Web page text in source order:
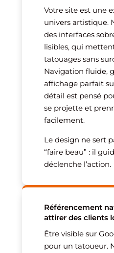
Votre site est une
univers artistique.
des interfaces
lisibles, qui
tatouages sans
Navigation fluide,
affichage parfait
détail est pensé
se projette et
facilement.
Le design ne sert
“faire beau” : il
déclenche l’action.
Référencement
attirer des clients
Être visible sur
pour un tatoueur.